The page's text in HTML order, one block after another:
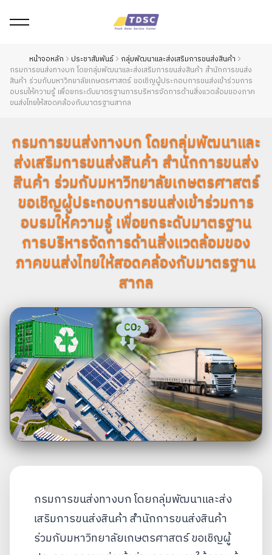
หน้าจอหลัก ประชาสัมพันธ์
กลุ่มพัฒนาและส่งเสริมการขนส่งสินค้า
กรมการขนส่งทางบก โดยกลุ่มพัฒนาและส่งเสริมการขนส่งสินค้า สำนักการขนส่ง
สินค้า ร่วมกับมหาวิทยาลัยเกษตรศาสตร์ ขอเชิญผู้ประกอบการขนส่งเข้าร่วมการ
อบรมให้ความรู้ เพื่อยกระดับมาตรฐานการบริหารจัดการด้านสิ่งแวดล้อมของภาค
ขนส่งไทยให้สอดคล้องกับมาตรฐานสากล
กรมการขนส่งทางบก โดยกลุ่มพัฒนาและ
ส่งเสริมการขนส่งสินค้า สำนักการขนส่ง
สินค้า ร่วมกับมหาวิทยาลัยเกษตรศาสตร์
ขอเชิญผู้ประกอบการขนส่งเข้าร่วมการ
อบรมให้ความรู้ เพื่อยกระดับมาตรฐาน
การบริหารจัดการด้านสิ่งแวดล้อมของ
ภาคขนส่งไทยให้สอดคล้องกับมาตรฐาน
สากล
กรมการขนส่งทางบก โดยกลุ่มพัฒนาและส่ง
เสริมการขนส่งสินค้า สำนักการขนส่งสินค้า
ร่วมกับมหาวิทยาลัยเกษตรศาสตร์ ขอเชิญผู้